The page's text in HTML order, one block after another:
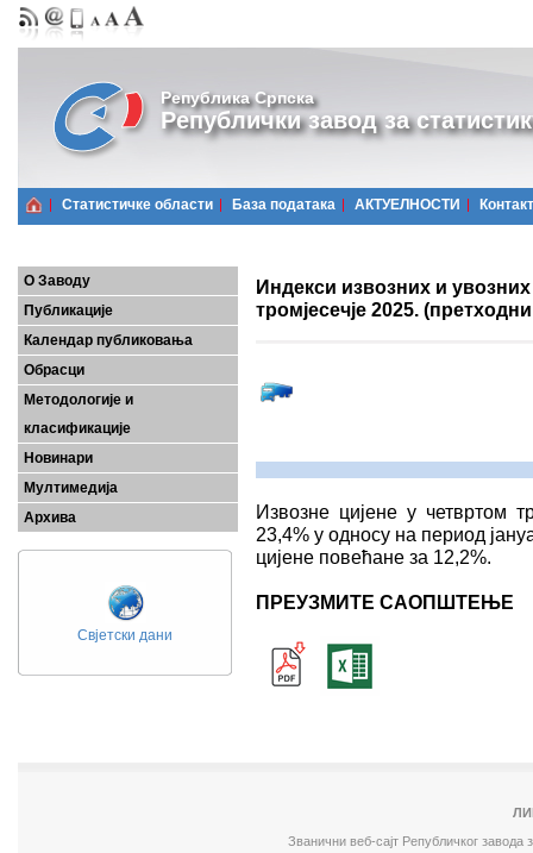
Република Српска
Републички завод за
Статистичке области Базa података АКТУЕЛНОСТИ Контакт
О Заводу
Публикације
Календар публиковања
Обрасци
Методологије и
класификације
Новинари
Мултимедија
Архива
Свјетски дани
Индекси извозних и
тромјесечје 2025.
Извозне цијене у четвртом
23,4% у односу на период
цијене повећане за 12,2%.
ПРЕУЗМИТЕ САОПШТЕЊЕ
Званични веб-сајт Републичког